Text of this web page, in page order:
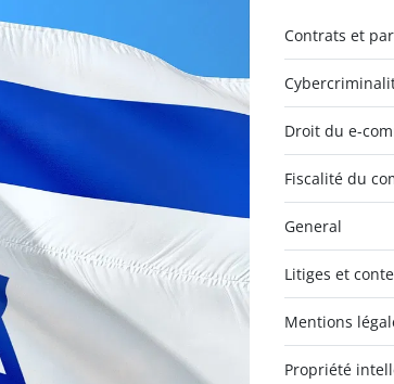
Contrats et
Droit du e-
Fiscalité du
General
Litiges et
Mentions
Propriété